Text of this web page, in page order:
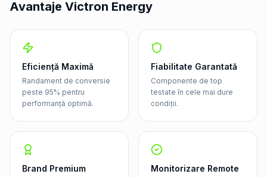
Avantaje Victron Energy
Eficiență Maximă
Randament de conversie
peste 95% pentru
performanță optimă.
Fiabilitate Garantată
Componente de top
testate în cele mai dure
condiții.
Brand Premium Monitorizare Remote